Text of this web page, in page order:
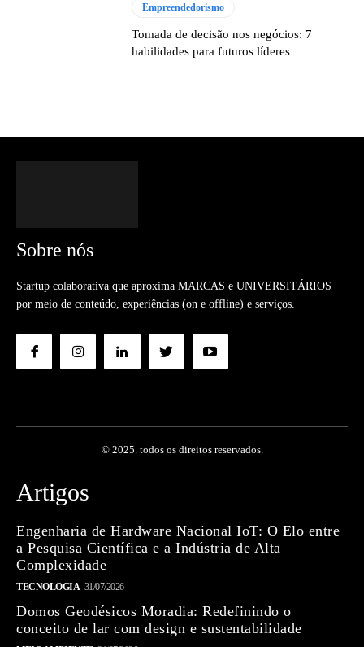
Empreendedorismo
Tomada de decisão nos negócios: 7
habilidades para futuros líderes
Sobre nós
Startup colaborativa que aproxima MARCAS e UNIVERSITÁRIOS
por meio de conteúdo, experiências (on e offline) e serviços.
© 2025. todos os direitos reservados.
Artigos
Engenharia de Hardware Nacional IoT: O Elo entre
a Pesquisa Científica e a Indústria de Alta
Complexidade
TECNOLOGIA 31/07/2026
Domos Geodésicos Moradia: Redefinindo o
conceito de lar com design e sustentabilidade